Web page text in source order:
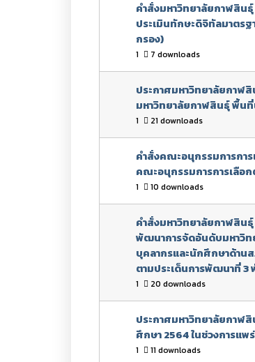
คำสั่งมหาวิทยาลัยกาฬสิน
ประเมินทักษะดิจิทัลมาตร
กรอง)
1 7 downloads
ประกาศมหาวิทยาลัยกาฬ
มหาวิทยาลัยกาฬสินธุ์ พื้น
1 21 downloads
คำสั่งคณะอนุกรรมการการ
คณะอนุกรรมการการเลือ
1 10 downloads
คำสั่งมหาวิทยาลัยกาฬสิน
พัฒนาการจัดอันดับมหาวิท
บุคลากรและนักศึกษาด้าน
ตามประเด็นการพัฒนาที่ 3
1 20 downloads
ประกาศมหาวิทยาลัยกาฬ
ศึกษา 2564 ในช่วงการแพ
1 11 downloads